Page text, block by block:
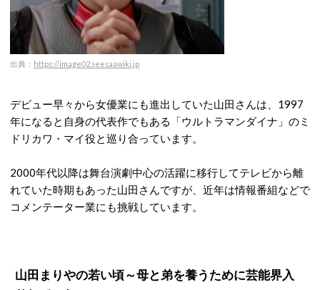
出典： https://image02.seesaawiki.jp
デビュー早々から女優業にも進出していた山田さんは、1997
年になると自身の代表作でもある「ウルトラマンダイナ」のミ
ドリカワ・マイ役と巡り合っています。
2000年代以降は舞台演劇中心の活躍に移行してテレビから離
れていた時期もあった山田さんですが、近年は情報番組などで
コメンテーター業にも挑戦しています。
山田まりやの若い頃～母と弟を養うために芸能界入